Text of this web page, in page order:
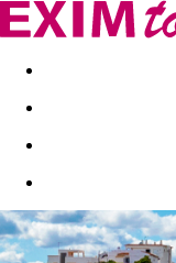
Akční nabídky